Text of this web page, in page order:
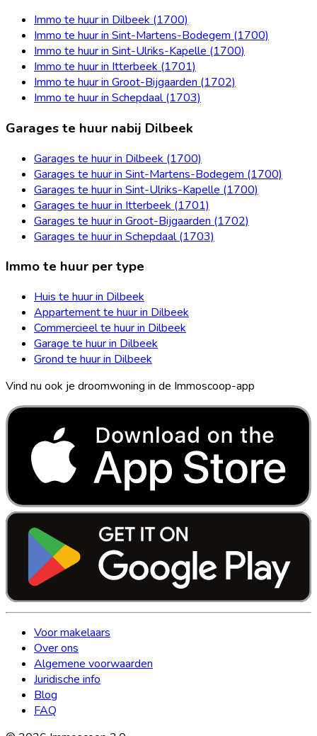
Immo te huur in Dilbeek (1700)
Immo te huur in Sint-Martens-Bodegem (1700)
Immo te huur in Sint-Ulriks-Kapelle (1700)
Immo te huur in Itterbeek (1701)
Immo te huur in Groot-Bijgaarden (1702)
Immo te huur in Schepdaal (1703)
Garages te huur nabij Dilbeek
Garages te huur in Dilbeek (1700)
Garages te huur in Sint-Martens-Bodegem (1700)
Garages te huur in Sint-Ulriks-Kapelle (1700)
Garages te huur in Itterbeek (1701)
Garages te huur in Groot-Bijgaarden (1702)
Garages te huur in Schepdaal (1703)
Immo te huur per type
Huis te huur in Dilbeek
Appartement te huur in Dilbeek
Commercieel te huur in Dilbeek
Garage te huur in Dilbeek
Grond te huur in Dilbeek
Vind nu ook je droomwoning in de Immoscoop-app
Voor makelaars
Over ons
Algemene voorwaarden
Juridische info
Blog
FAQ